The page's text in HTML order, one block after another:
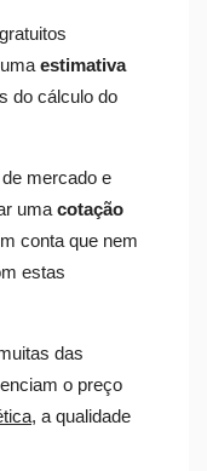
estimativa
do cálculo do
mercado e
uma cotação
conta que nem
estas
das
o preço
, a qualidade